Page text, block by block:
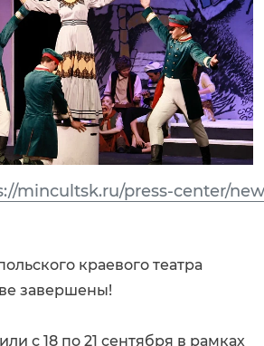
mincultsk.ru/press-center/
краевого театра
завершены!
с 18 по 21 сентября в рамках